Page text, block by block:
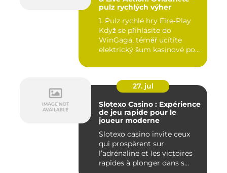
pulz rychlých výher
1. Pulz rychlé hry Fire‑Play
Když se přihlásíte do
WinGaga, téměř ucítíte
elektrický šum kasinové po...
27. jul
Slotexo Casino : Expérience
de jeu rapide pour le
joueur moderne
Slotexo casino invite ceux
qui prospèrent sur
l’adrénaline et les victoires
rapides à plonger dans s...